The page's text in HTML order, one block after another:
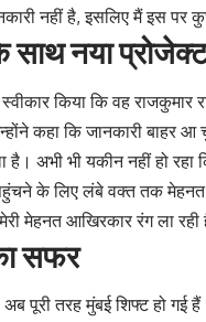
नहीं है, इसलिए मैं इस पर
साथ नया
किया कि वह
कहा कि जानकारी बाहर आ
है। अभी भी यकीन नहीं हो
के लिए लंबे वक्त तक
मेहनत आखिरकार रंग ला रही
सफर
अब पूरी तरह मुंबई शिफ्ट हो